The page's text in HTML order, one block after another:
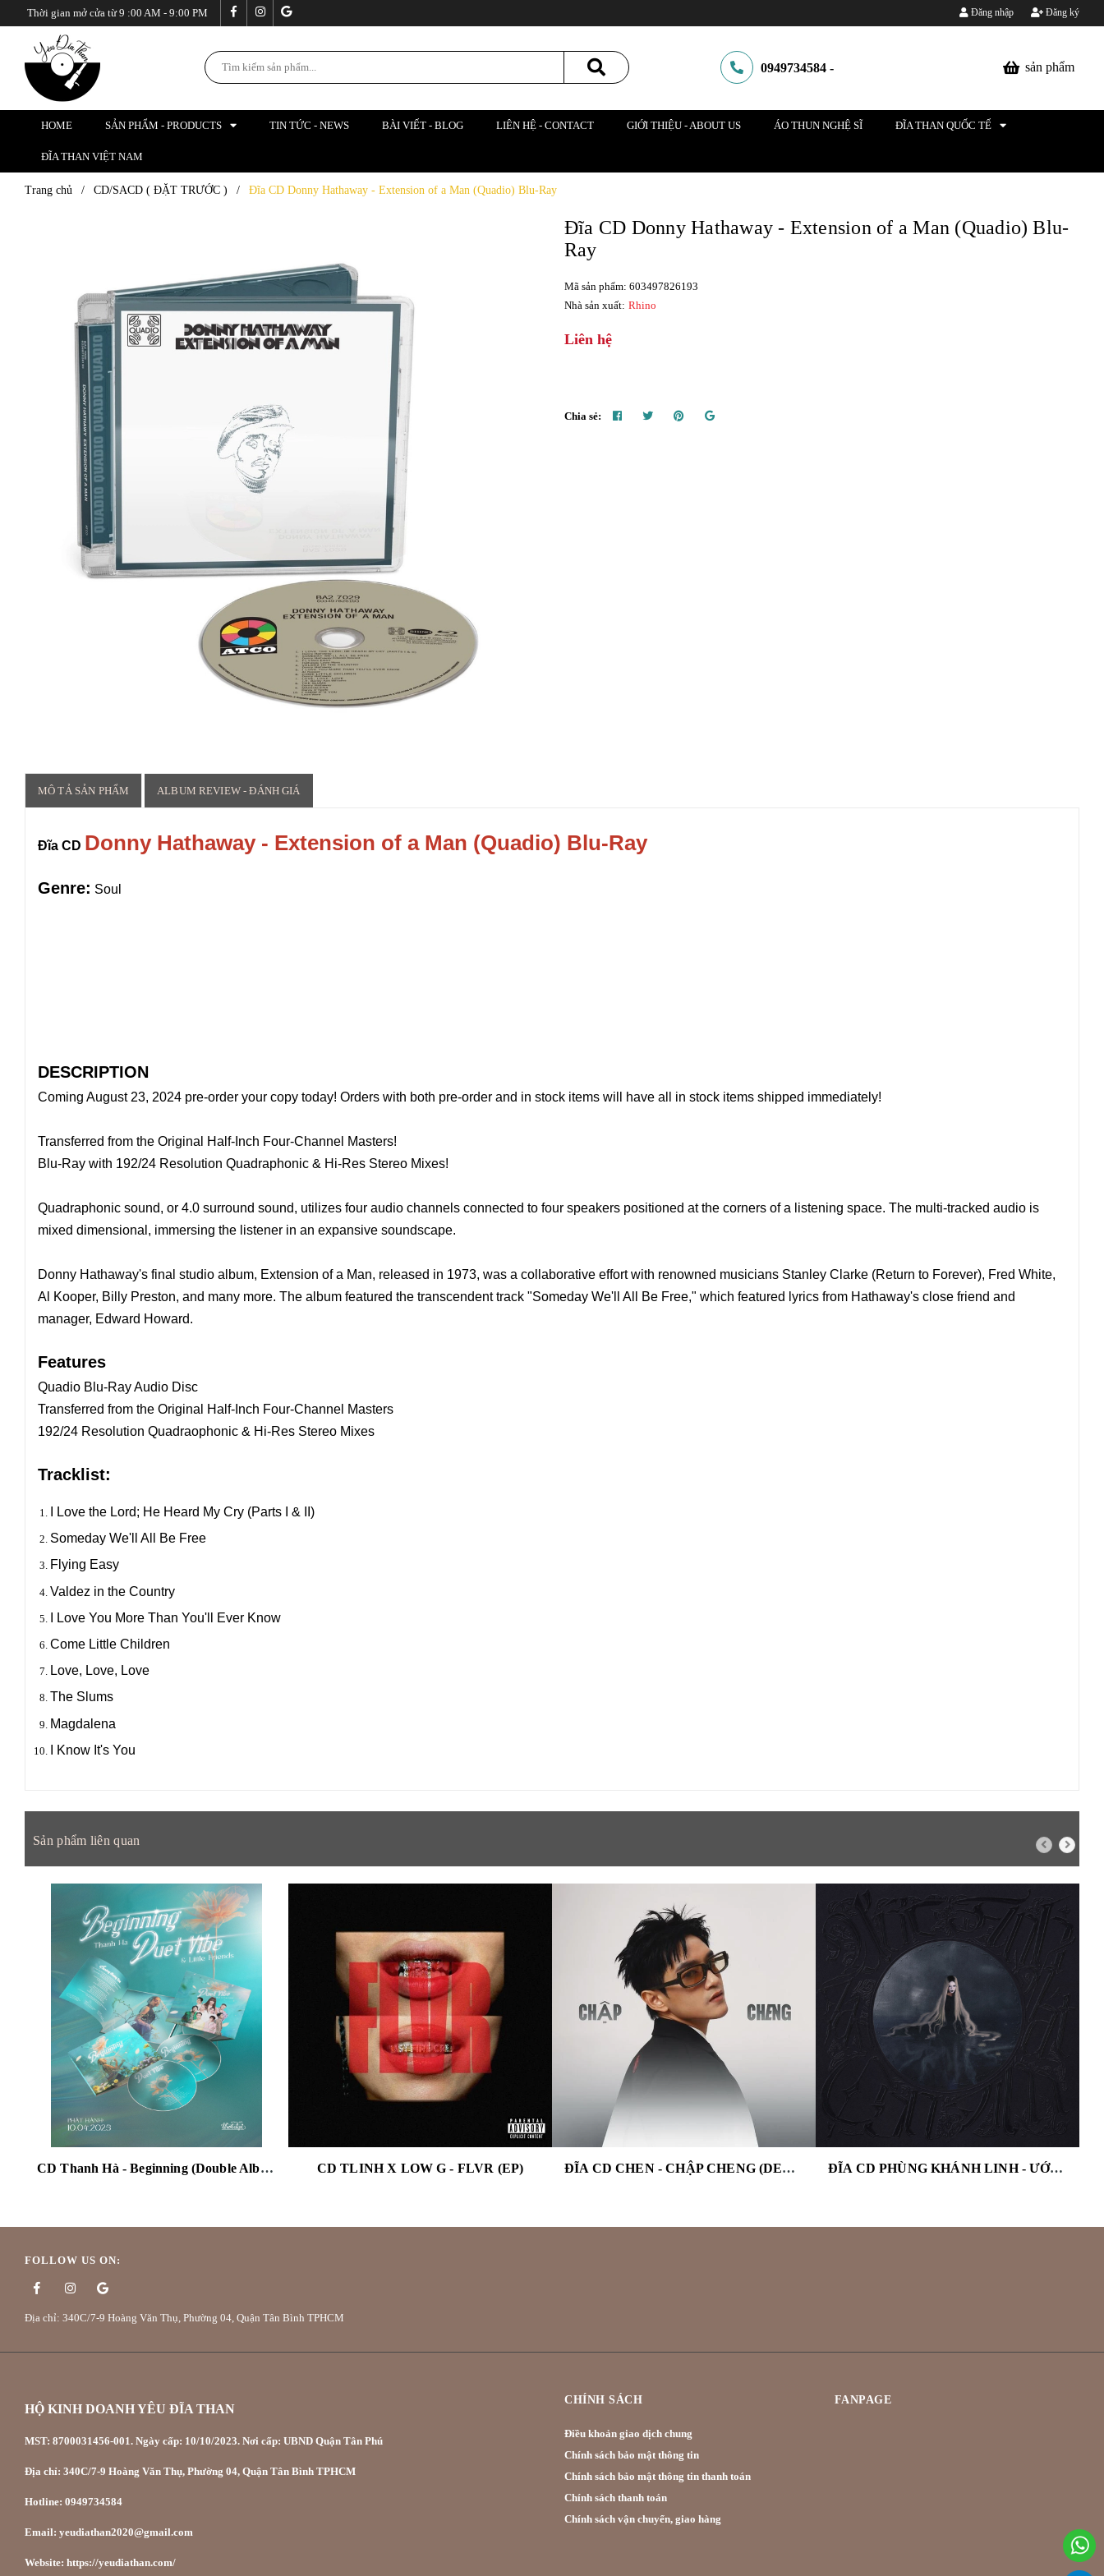
Thời gian mở cửa từ 9 :00 AM - 9:00 PM Đăng nhập Đăng ký
0949734584 - sản phẩm
HOME SẢN PHẨM - PRODUCTS TIN TỨC - NEWS BÀI VIẾT - BLOG LIÊN HỆ - CONTACT GIỚI THIỆU - ABOUT US ÁO THUN NGHỆ SĨ ĐĨA THAN QUỐC TẾ
ĐĨA THAN VIỆT NAM
Trang chủ / CD/SACD ( ĐẶT TRƯỚC ) / Đĩa CD Donny Hathaway - Extension of a Man (Quadio) Blu-Ray
Đĩa CD Donny Hathaway - Extension of a Man (Quadio) Blu-
Ray
Mã sản phẩm: 603497826193
Nhà sản xuất: Rhino
Liên hệ
Chia sẻ:
MÔ TẢ SẢN PHẨM ALBUM REVIEW - ĐÁNH GIÁ
Đĩa CD Donny Hathaway - Extension of a Man (Quadio) Blu-Ray
Genre: Soul
DESCRIPTION
Coming August 23, 2024 pre-order your copy today! Orders with both pre-order and in stock items will have all in stock items shipped immediately!
Transferred from the Original Half-Inch Four-Channel Masters!
Blu-Ray with 192/24 Resolution Quadraphonic & Hi-Res Stereo Mixes!
Quadraphonic sound, or 4.0 surround sound, utilizes four audio channels connected to four speakers positioned at the corners of a listening space. The multi-tracked audio is
mixed dimensional, immersing the listener in an expansive soundscape.
Donny Hathaway's final studio album, Extension of a Man, released in 1973, was a collaborative effort with renowned musicians Stanley Clarke (Return to Forever), Fred White,
Al Kooper, Billy Preston, and many more. The album featured the transcendent track "Someday We'll All Be Free," which featured lyrics from Hathaway's close friend and
manager, Edward Howard.
Features
Quadio Blu-Ray Audio Disc
Transferred from the Original Half-Inch Four-Channel Masters
192/24 Resolution Quadraophonic & Hi-Res Stereo Mixes
Tracklist:
I Love the Lord; He Heard My Cry (Parts I & II)
Someday We'll All Be Free
Flying Easy
Valdez in the Country
I Love You More Than You'll Ever Know
Come Little Children
Love, Love, Love
The Slums
Magdalena
I Know It's You
Sản phẩm liên quan
CD Thanh Hà - Beginning (Double Album) CD TLINH X LOW G - FLVR (EP) ĐĨA CD CHEN - CHẬP CHENG (DEBUT ALBUM) ĐĨA CD PHÙNG KHÁNH LINH - ƯỚC ANH TAN NÁT CON TIM (CD SINGLE)
FOLLOW US ON:
Địa chỉ: 340C/7-9 Hoàng Văn Thụ, Phường 04, Quận Tân Bình TPHCM
HỘ KINH DOANH YÊU ĐĨA THAN
MST: 8700031456-001. Ngày cấp: 10/10/2023. Nơi cấp: UBND Quận Tân Phú
Địa chỉ: 340C/7-9 Hoàng Văn Thụ, Phường 04, Quận Tân Bình TPHCM
Hotline: 0949734584
Email: yeudiathan2020@gmail.com
Website: https://yeudiathan.com/
CHÍNH SÁCH
Điều khoản giao dịch chung
Chính sách bảo mật thông tin
Chính sách bảo mật thông tin thanh toán
Chính sách thanh toán
Chính sách vận chuyển, giao hàng
FANPAGE